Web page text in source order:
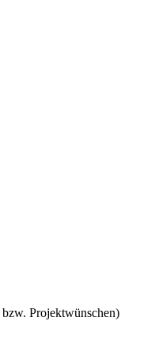
Projektwünschen)